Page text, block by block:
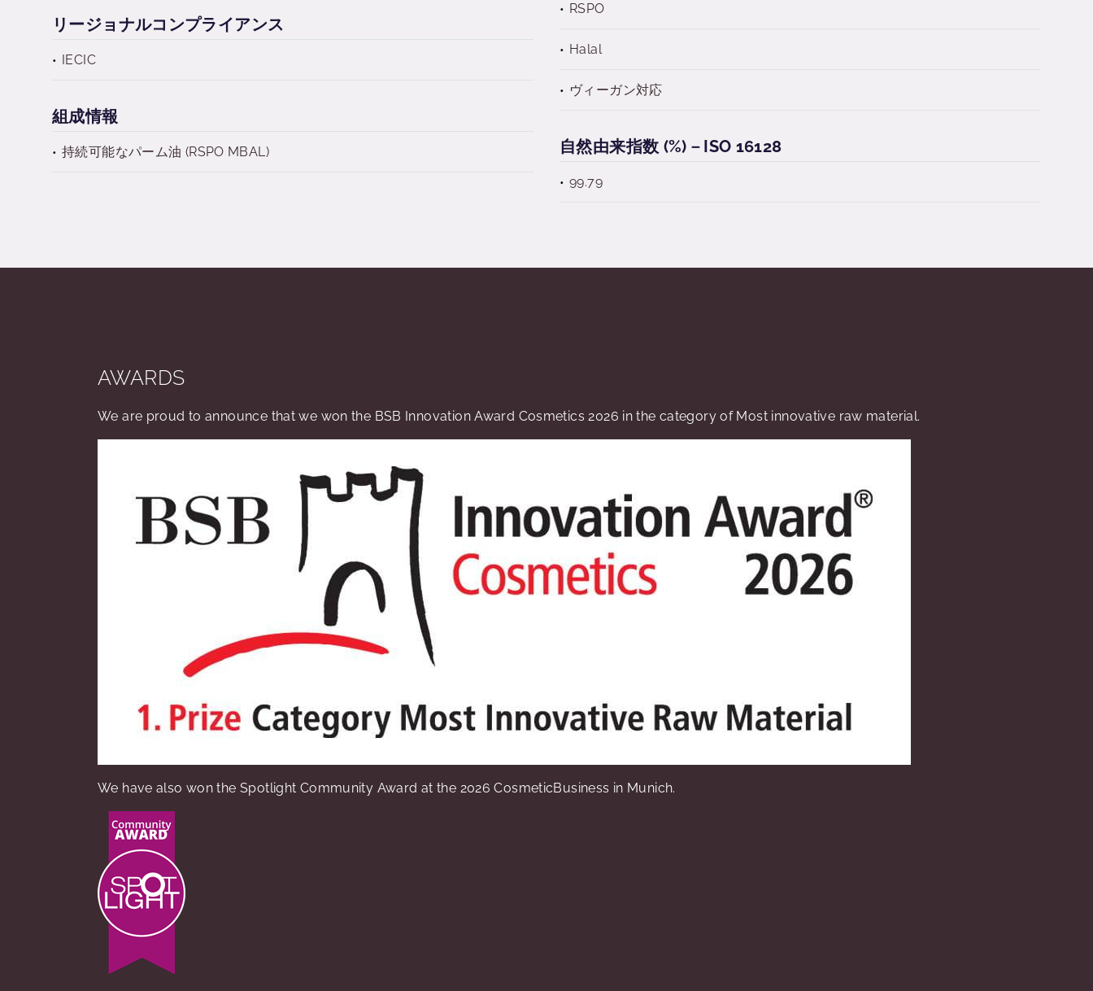
RSPO
Halal
ヴィーガン対応
リージョナルコンプライアンス
IECIC
組成情報
持続可能なパーム油 (RSPO MBAL) 自然由来指数 (%)－ISO 16128
99.79
AWARDS
We are proud to announce that we won the BSB Innovation Award Cosmetics 2026 in the category of Most innovative raw material.
We have also won the Spotlight Community Award at the 2026 CosmeticBusiness in Munich.